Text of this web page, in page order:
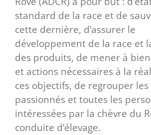
standard de la race et de
cette dernière, d’assurer le
développement de la race et
des produits, de mener à
et actions nécessaires à la
ces objectifs, de regrouper
passionnés et toutes les
intéressées par la chèvre du
conduite d’élevage.